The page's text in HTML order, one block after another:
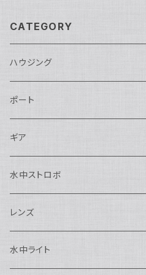
CATEGORY
ハウジング
Nikon用
Nauticam
SEA&SEA
Canon用
Nauticam
SEA&SEA
Sony用
Nautciam
SEA&SEA
OM SYSTEM用
Nauticam
Panasonic用
ポート
Nauticam
N120ドームポート
N120マクロポート
SEA&SEA
ドームポート
マクロポート
AOI
ドームポート
FIX
ギア
AOI
OM SYSTEM用
Nauticam
SEA&SEA
水中ストロボ
SEA&SEA
アクセサリー
AOI
レンズ
マクロコンバージョンレンズ
水中ライト